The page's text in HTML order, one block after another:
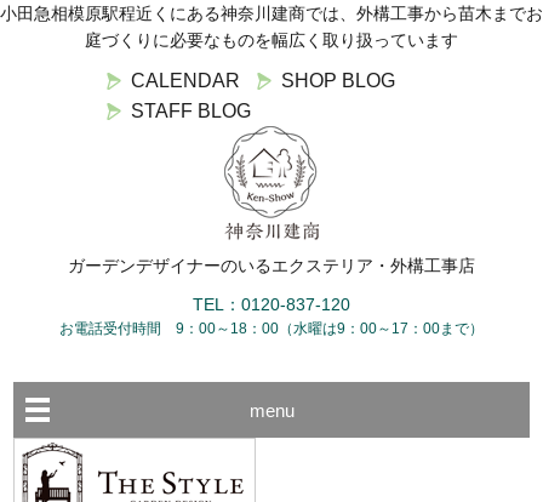
小田急相模原駅程近くにある神奈川建商では、外構工事から苗木までお
庭づくりに必要なものを幅広く取り扱っています
CALENDAR
SHOP BLOG
STAFF BLOG
ガーデンデザイナーのいるエクステリア・外構工事店
TEL：0120-837-120
お電話受付時間 9：00～18：00（水曜は9：00～17：00まで）
menu